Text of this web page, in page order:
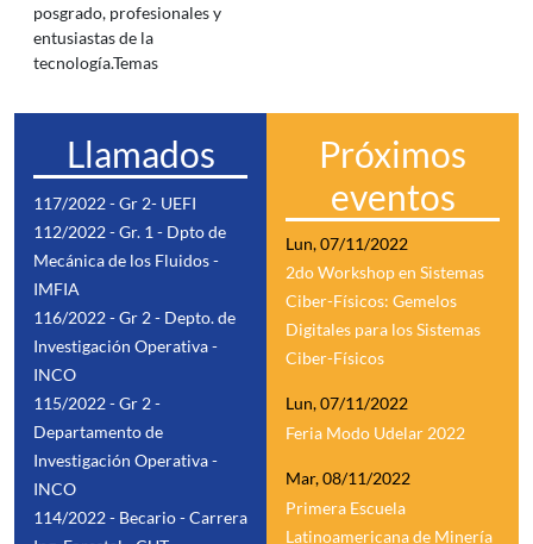
posgrado, profesionales y
entusiastas de la
tecnología.Temas
Llamados
117/2022 - Gr 2- UEFI
112/2022 - Gr. 1 - Dpto de
Mecánica de los Fluidos -
IMFIA
116/2022 - Gr 2 - Depto. de
Investigación Operativa -
INCO
115/2022 - Gr 2 -
Departamento de
Investigación Operativa -
INCO
114/2022 - Becario - Carrera
Próximos
eventos
Lun, 07/11/2022
2do Workshop en Sistemas
Ciber-Físicos: Gemelos
Digitales para los Sistemas
Ciber-Físicos
Lun, 07/11/2022
Feria Modo Udelar 2022
Mar, 08/11/2022
Primera Escuela
Latinoamericana de Minería